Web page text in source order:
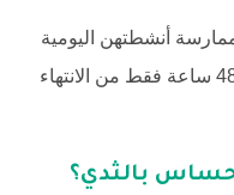
أنشطتهن اليومية
الخفيفة والعمل المكتبي في غضون 48 ساعة فقط من الانتهاء
بالثدي؟